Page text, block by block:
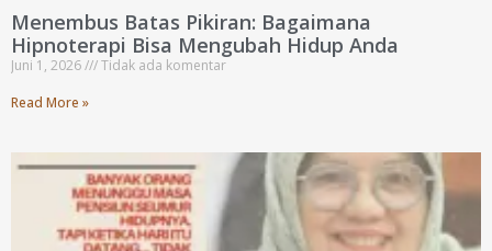
Menembus Batas Pikiran: Bagaimana
Hipnoterapi Bisa Mengubah Hidup Anda
Juni 1, 2026
Tidak ada komentar
Read More »